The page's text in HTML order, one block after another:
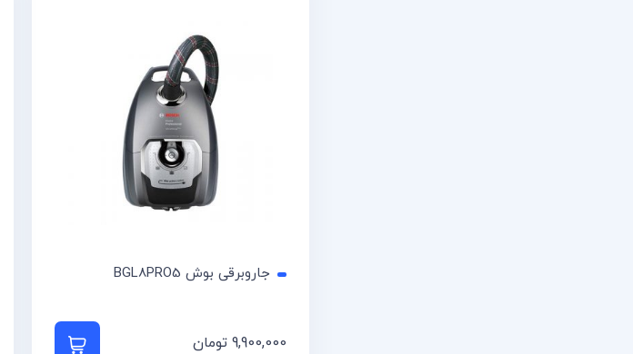
جاروبرقی بوش BGL8PRO5
9,900,000 تومان
افزودن به سبد خرید